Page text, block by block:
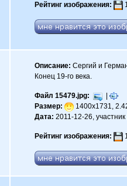
Рейтинг изображения:
Описание: Сергий и
Конец 19-го века.
Файл 15479.jpg:
|
Размер:
1400x1731,
Дата: 2011-12-26, участник
Рейтинг изображения: